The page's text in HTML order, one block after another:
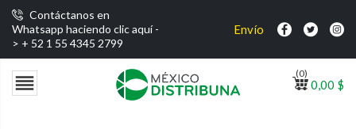
Contáctanos en
Whatsapp haciendo clic aquí -
> + 52 1 55 4345 2799
Envío gratis por compras
 0,00 $
(0)